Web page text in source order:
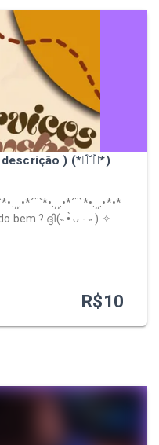
) (*ฅ́˘ฅ̀*)
bem ? ദ്ദി(˵ •̀ ᴗ - ˵ ) ✧
R$10